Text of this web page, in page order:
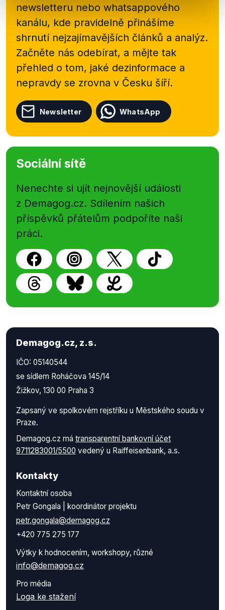
newsletteru nebo whatsappového
kanálu, kde pravidelně přinášíme
shrnutí nejzajímavějších článků a analýz.
Začněte nás odebírat, a mějte tak
přehled o tom, jaké dezinformace a
nepravdy se zrovna v Česku šíří.
Newsletter WhatsApp
Sociální sítě
Nenechte si ujít nejnovější události
z Demagog.cz. Sdílením našich
příspěvků přátelům podpoříte naši
práci.
Demagog.cz, z.s.
IČO: 05140544
se sídlem Roháčova 145/14
Žižkov, 130 00 Praha 3
Zapsaný ve spolkovém rejstříku u Městského soudu v
Praze.
Demagog.cz má transparentní bankovní účet
9711283001/5500 vedený u Raiffeisenbank, a.s.
Kontakty
Kontaktní osoba
Petr Gongala | koordinátor projektu
petr.gongala@demagog.cz
+420 775 275 177
Výtky k hodnocením, workshopy, různé
info@demagog.cz
Pro média
Loga ke stažení